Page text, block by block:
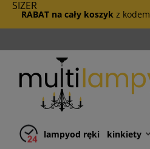
RABAT na cały koszyk z kodem
lampyod ręki kinkiety
SIZER